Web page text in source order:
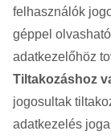
felhasználók
géppel
adatkezelőhöz
Tiltakozáshoz
jogosultak
adatkezelés